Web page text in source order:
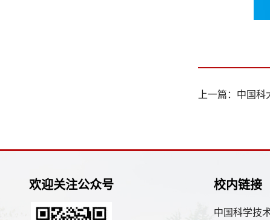
上一篇： 中国科
欢迎关注公众号 校内链接
中国科学技